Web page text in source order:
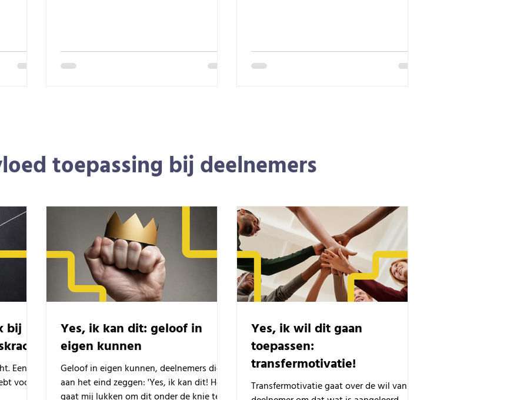
toepassing bij deelnemers
bij
Een
voor
Yes, ik kan dit: geloof in
eigen kunnen
Geloof in eigen kunnen, deelnemers die
aan het eind zeggen: 'Yes, ik kan dit! Het
gaat mij lukken om dit onder de knie te
Yes, ik wil dit gaan
toepassen:
transfermotivatie!
Transfermotivatie gaat over de wil van de